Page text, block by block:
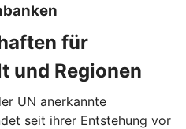
für
und Regionen
UN anerkannte
seit ihrer Entstehung vor